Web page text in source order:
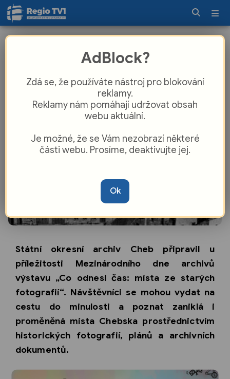
desítkami let? Archiv představí
Státní okresní archiv Cheb připravil u
příležitosti Mezinárodního dne archivů
výstavu „Co odnesl čas: místa ze starých
fotografií“. Návštěvníci se mohou vydat na
cestu do minulosti a poznat zaniklá i
proměněná místa Chebska prostřednictvím
historických fotografií, plánů a archivních
dokumentů.
AdBlock?
Zdá se, že používáte nástroj pro blokování
reklamy.
Reklamy nám pomáhají udržovat obsah
webu aktuální.
Je možné, že se Vám nezobrazí některé
části webu. Prosíme, deaktivujte jej.
Ok